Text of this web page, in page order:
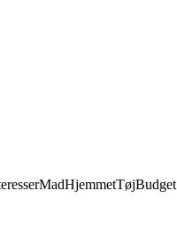
MadHjemmetTøjBudget